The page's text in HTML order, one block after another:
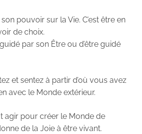
pouvoir sur la Vie. C’est être en
de choix.
guidé par son Être ou d’être guidé
et sentez à partir d’où vous avez
avec le Monde extérieur.
agir pour créer le Monde de
de la Joie à être vivant.